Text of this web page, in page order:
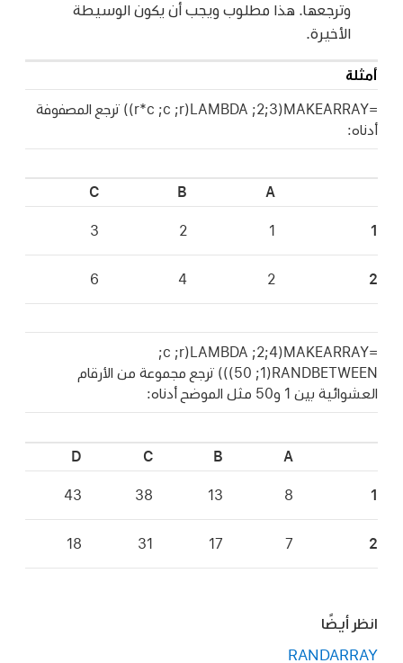
وترجعها. هذا مطلوب ويجب أن يكون الوسيطة
الأخيرة.
أمثلة
=MAKEARRAY‏(3;2; LAMBDA‏(r;‏ c;‏ r*c)) ترجع المصفوفة
أدناه:
A
B
C
1
1
2
3
2
2
4
6
=MAKEARRAY‏(4;2; LAMBDA‏(r;‏ c;‏
RANDBETWEEN‏(1;‏ 50))) ترجع مجموعة من الأرقام
العشوائية بين 1 و50 مثل الموضح أدناه:
A
B
C
D
1
8
13
38
43
2
7
17
31
18
انظر أيضًا
RANDARRAY